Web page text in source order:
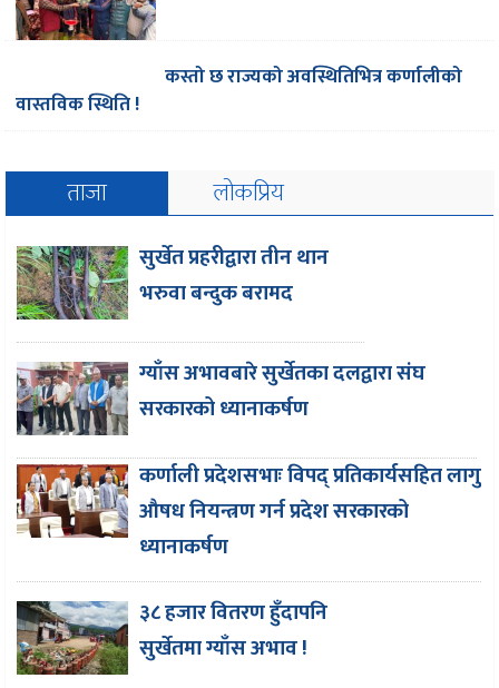
कस्तो छ राज्यको अवस्थितिभित्र कर्णालीको
वास्तविक स्थिति !
ताजा लोकप्रिय
सुर्खेत प्रहरीद्वारा तीन थान
भरुवा बन्दुक बरामद
ग्याँस अभावबारे सुर्खेतका दलद्वारा संघ
सरकारको ध्यानाकर्षण
कर्णाली प्रदेशसभाः विपद् प्रतिकार्यसहित लागु
औषध नियन्त्रण गर्न प्रदेश सरकारको
ध्यानाकर्षण
३८ हजार वितरण हुँदापनि
सुर्खेतमा ग्याँस अभाव !